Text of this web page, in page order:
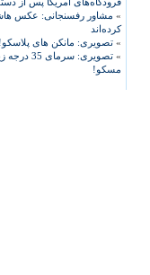
» مشاور رفسنجانی: عکس
کرده‌اند
» تصویری: مانکن های پلاسکو!
»
تصویری:
مسکو!